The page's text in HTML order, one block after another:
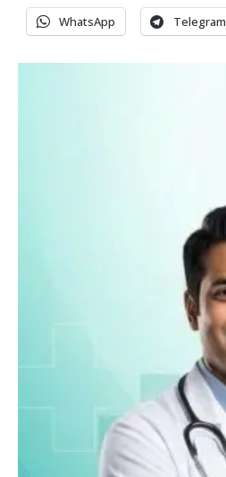
WhatsApp Telegram